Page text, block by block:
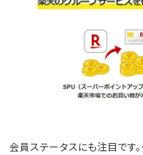
会員ステータスにも注目です